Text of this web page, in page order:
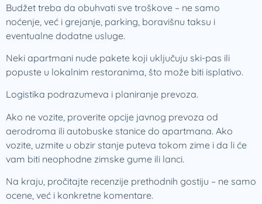
Budžet treba da obuhvati sve troškove – ne samo
noćenje, već i grejanje, parking, boravišnu taksu i
eventualne dodatne usluge.
Neki apartmani nude pakete koji uključuju ski-pas ili
popuste u lokalnim restoranima, što može biti isplativo.
Logistika podrazumeva i planiranje prevoza.
Ako ne vozite, proverite opcije javnog prevoza od
aerodroma ili autobuske stanice do apartmana. Ako
vozite, uzmite u obzir stanje puteva tokom zime i da li će
vam biti neophodne zimske gume ili lanci.
Na kraju, pročitajte recenzije prethodnih gostiju – ne samo
ocene, već i konkretne komentare.